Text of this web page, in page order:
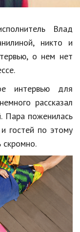
Влад
никто и
о нем нет
интервью для
рассказал
Пара поженилась
гостей по этому
скромно.